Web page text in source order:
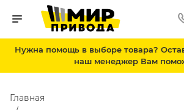
Нужна помощь в выборе товара?
наш менеджер Вам
Главная